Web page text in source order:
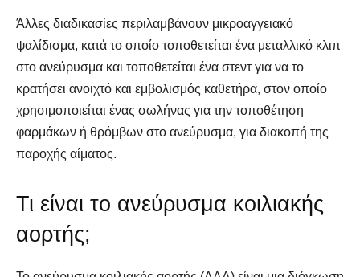
Άλλες διαδικασίες περιλαμβάνουν μικροαγγειακό
ψαλίδισμα, κατά το οποίο τοποθετείται ένα μεταλλικό κλιπ
στο ανεύρυσμα και τοποθετείται ένα στεντ για να το
κρατήσει ανοιχτό και εμβολισμός καθετήρα, στον οποίο
χρησιμοποιείται ένας σωλήνας για την τοποθέτηση
φαρμάκων ή θρόμβων στο ανεύρυσμα, για διακοπή της
παροχής αίματος.
Τι είναι το ανεύρυσμα κοιλιακής
αορτής;